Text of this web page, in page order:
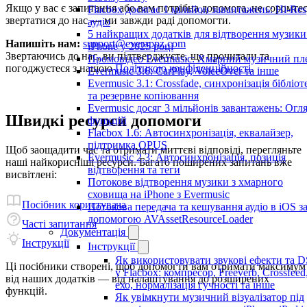
Flacbox досягає 1 мільйон завантажень: Hi-Res
аудіо
5 найкращих додатків для відтворення
iPhone у 2025 році
Промовідео Evermusic: Хмарний музичний
Evermusic 3.6: CarPlay, VoiceOver та інше
Evermusic 3.1: Crossfade, синхронізація
та резервне копіювання
Evermusic досяг 3 мільйонів завантажень:
функцій
Flacbox 1.6: Автосинхронізація, еквалайзер,
підтримка OPUS
Evermusic 2.3: Автосинхронізація, позиція
відтворення та теги
Потокове відтворення музики з хмарного
сховища на iPhone з Evermusic
Потокова передача та кешування аудіо в iOS за
допомогою AVAssetResourceLoader
Документація
Інструкції
Як використовувати звукові ефекти та
у Flacbox: компресор, Freeverb,
ехо, нормалізація гучності та інше
Як увімкнути музичний візуалізатор під
Якщо у вас є запитання або вам потрібна допомога, не
звертатися до нас — ми завжди раді допомогти.
Напишіть нам: support@everappz.com
Звертаючись до нас, ви підтверджуєте, що прочитали та
погоджуєтеся з нашоюПолітикою конфіденційності.
Швидкі ресурси допомоги
Щоб заощадити час та отримати миттєві відповіді, перегляньте
наші найкорисніші ресурси. Багато поширених запитань вже
висвітлені:
Посібник користувача
Часті запитання
Інструкції
Ці посібники створені, щоб допомогти вам отримати максимум
від наших додатків — від налаштування до розширених
функцій.